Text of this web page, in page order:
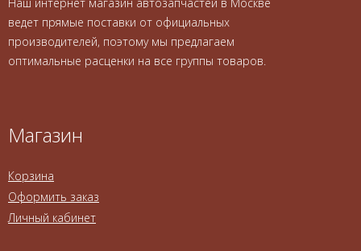
ведет прямые поставки от официальных
производителей, поэтому мы предлагаем
оптимальные расценки на все группы товаров.
Магазин
Корзина
Оформить заказ
Личный кабинет